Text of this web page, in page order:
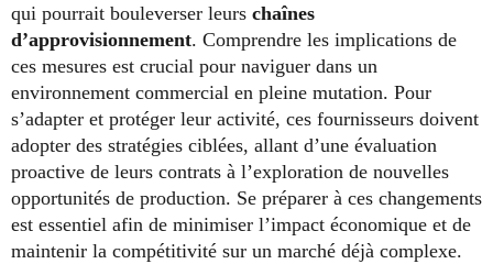
qui pourrait bouleverser leurs chaînes
d’approvisionnement. Comprendre les implications de
ces mesures est crucial pour naviguer dans un
environnement commercial en pleine mutation. Pour
s’adapter et protéger leur activité, ces fournisseurs doivent
adopter des stratégies ciblées, allant d’une évaluation
proactive de leurs contrats à l’exploration de nouvelles
opportunités de production. Se préparer à ces changements
est essentiel afin de minimiser l’impact économique et de
maintenir la compétitivité sur un marché déjà complexe.